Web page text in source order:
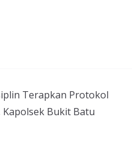
Terapkan Protokol
Kapolsek Bukit Batu